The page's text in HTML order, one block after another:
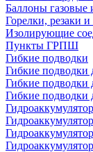
Баллоны
Горелки, резаки
Изолирующие
Пункты ГРПШ
Гибкие подводки
Гибкие подводки
Гибкие подводки
Гибкие подводки